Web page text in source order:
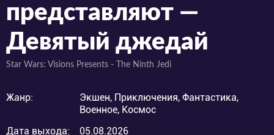
представляют —
Девятый джедай
Star Wars: Visions Presents - The Ninth Jedi
Жанр:
Экшен, Приключения, Фантастика,
Военное, Космос
Дата выхода:
05.08.2026